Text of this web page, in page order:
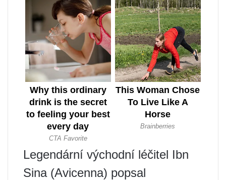
Legendární východní léčitel Ibn
Sina (Avicenna) popsal